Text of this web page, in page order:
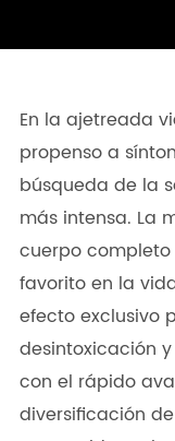
En la ajetreada
propenso a
búsqueda de la
más intensa. La
cuerpo
favorito en la
efecto exclusivo
desintoxicación
con el rápido
diversificación